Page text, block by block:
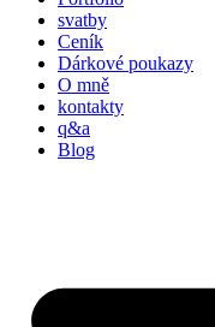
svatby
Ceník
Dárkové poukazy
O mně
kontakty
q&a
Blog